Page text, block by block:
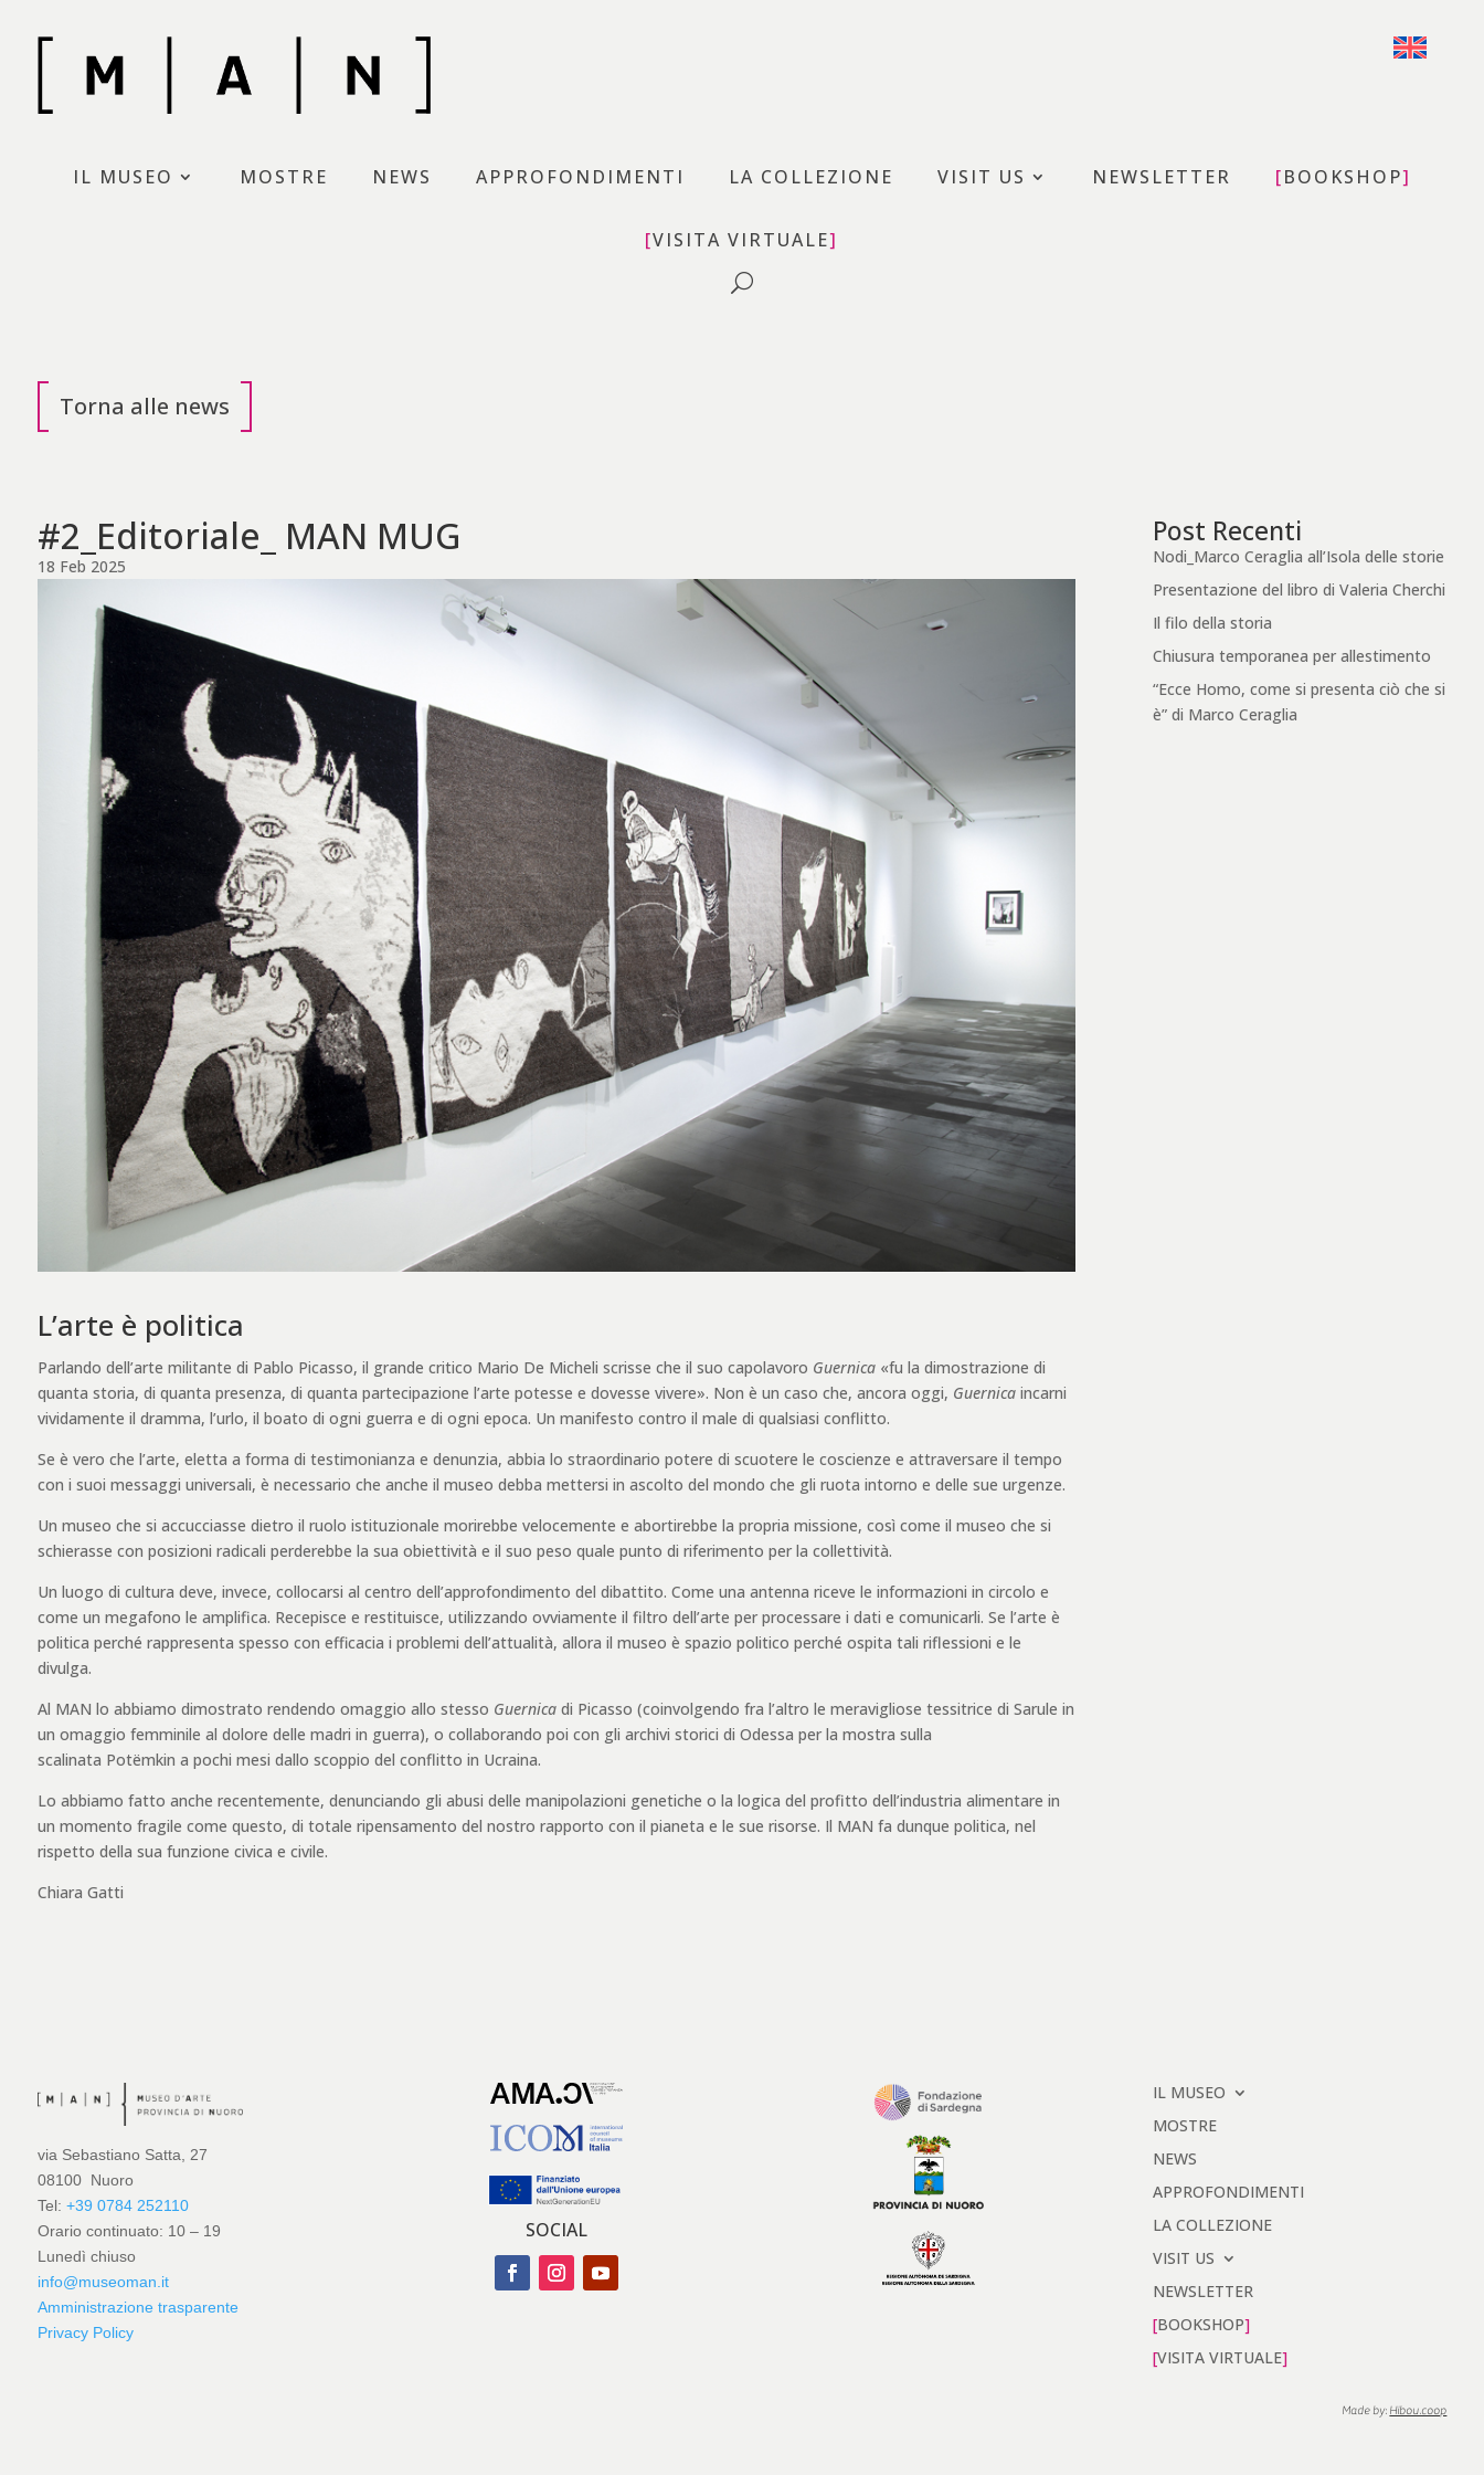
content
IL MUSEO MOSTRE NEWS APPROFONDIMENTI LA COLLEZIONE VISIT US NEWSLETTER BOOKSHOP
VISITA VIRTUALE
Torna alle news
#2_Editoriale_ MAN MUG
18 Feb 2025
L’arte è politica
Parlando dell’arte militante di Pablo Picasso, il grande critico Mario De Micheli scrisse che il suo capolavoro Guernica«fu la dimostrazione di
quanta storia, di quanta presenza, di quanta partecipazione l’arte potesse e dovesse vivere». Non è un caso che, ancora oggi, Guernicaincarni
vividamente il dramma, l’urlo, il boato di ogni guerra e di ogni epoca. Un manifesto contro il male di qualsiasi conflitto.
Se è vero che l’arte, eletta a forma di testimonianza e denunzia, abbia lo straordinario potere di scuotere le coscienze e attraversare il tempo
con i suoi messaggi universali, è necessario che anche il museo debba mettersi in ascolto del mondo che gli ruota intorno e delle sue urgenze.
Un museo che si accucciasse dietro il ruolo istituzionale morirebbe velocemente e abortirebbe la propria missione, così come il museo che si
schierasse con posizioni radicali perderebbe la sua obiettività e il suo peso quale punto di riferimento per la collettività.
Un luogo di cultura deve, invece, collocarsi al centro dell’approfondimento del dibattito. Come una antenna riceve le informazioni in circolo e
come un megafono le amplifica. Recepisce e restituisce, utilizzando ovviamente il filtro dell’arte per processare i dati e comunicarli. Se l’arte è
politica perché rappresenta spesso con efficacia i problemi dell’attualità, allora il museo è spazio politico perché ospita tali riflessioni e le
divulga.
Al MAN lo abbiamo dimostrato rendendo omaggio allo stesso Guernicadi Picasso (coinvolgendo fra l’altro le meravigliose tessitrice di Sarule in
un omaggio femminile al dolore delle madri in guerra), o collaborando poi con gli archivi storici di Odessa per la mostra sulla
scalinata Potëmkin a pochi mesi dallo scoppio del conflitto in Ucraina.
Lo abbiamo fatto anche recentemente, denunciando gli abusi delle manipolazioni genetiche o la logica del profitto dell’industria alimentare in
un momento fragile come questo, di totale ripensamento del nostro rapporto con il pianeta e le sue risorse. Il MAN fa dunque politica, nel
rispetto della sua funzione civica e civile.
Chiara Gatti
Post Recenti
Nodi_Marco Ceraglia all’Isola delle storie
Presentazione del libro di Valeria Cherchi
Il filo della storia
Chiusura temporanea per allestimento
“Ecce Homo, come si presenta ciò che si
è” di Marco Ceraglia
via Sebastiano Satta, 27
08100 Nuoro
Tel: +39 0784 252110
Orario continuato: 10 – 19
Lunedì chiuso
info@museoman.it
Amministrazione trasparente
Privacy Policy
SOCIAL
IL MUSEO
MOSTRE
NEWS
APPROFONDIMENTI
LA COLLEZIONE
VISIT US
NEWSLETTER
BOOKSHOP
VISITA VIRTUALE
Made by: Hibou.coop